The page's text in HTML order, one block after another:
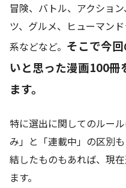
冒険、バトル、アクショ
ツ、グルメ、ヒューマン
系などなど。 そこで今
いと思った漫画100冊
ます。
特に選出に関してのルー
み」と「連載中」の区別
結したものもあれば、現
ます。